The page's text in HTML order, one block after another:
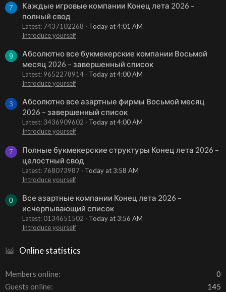
7
Каждые игровые компании Конец лета 2026 –
полный свод
Latest: 7437102268
Today at 4:01 AM
Introduce yourself
9
Абсолютно все букмекерские компании Восьмой
месяц 2026 – завершенный список
Latest: 9652278914
Today at 4:00 AM
Introduce yourself
3
Абсолютно все азартные фирмы Восьмой месяц
2026 – завершенный список
Latest: 3436909602
Today at 4:00 AM
Introduce yourself
7
Полные букмекерские структуры Конец лета 2026 –
целостный свод
Latest: 768073987
Today at 3:58 AM
Introduce yourself
0
Все азартные компании Конец лета 2026 –
исчерпывающий список
Latest: 0134651502
Today at 3:56 AM
Introduce yourself
Online statistics
Members online
0
Guests online
145